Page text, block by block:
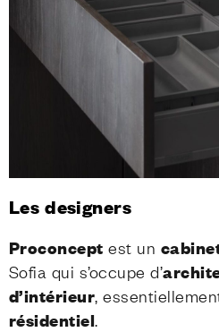
Les designers
Proconcept est un
Sofia qui s’occupe d’
d’intérieur ,
résidentiel